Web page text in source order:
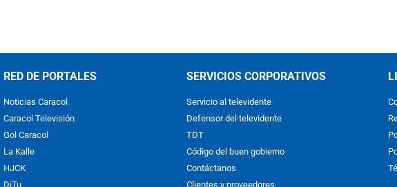
RED DE PORTALES
Noticias Caracol
Caracol Televisión
Gol Caracol
La Kalle
HJCK
DiTu
SERVICIOS CORPORATIVOS
Servicio al televidente
Defensor del televidente
TDT
Código del buen gobierno
Contáctanos
Clientes y proveedores